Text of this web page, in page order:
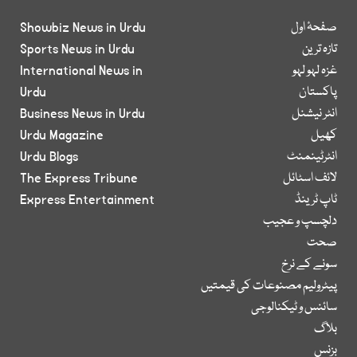
صفحۂ اول
تازہ ترین
غزہ لہو لہو
پاکستان
انٹر نیشنل
کھیل
انٹرٹینمنٹ
لائف اسٹائل
ٹاپ ٹرینڈ
دلچسپ و عجیب
صحت
سونے کے نرخ
پیٹرولیم مصنوعات کی قیمتیں
سائنس و ٹیکنالوجی
بلاگ
بزنس
Showbiz News in Urdu
Sports News in Urdu
International News in
Urdu
Business News in Urdu
Urdu Magazine
Urdu Blogs
The Express Tribune
Express Entertainment